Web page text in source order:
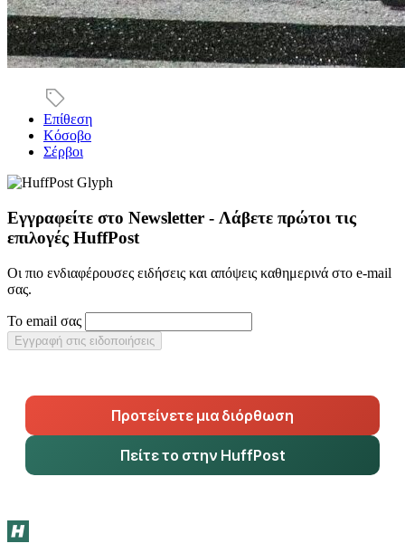
Επίθεση
Κόσοβο
Σέρβοι
Εγγραφείτε στο Newsletter - Λάβετε πρώτοι τις
επιλογές HuffPost
Οι πιο ενδιαφέρουσες ειδήσεις και απόψεις καθημερινά στο e-mail
σας.
Το email σας
Εγγραφή στις ειδοποιήσεις
Προτείνετε μια διόρθωση
Πείτε το στην HuffPost